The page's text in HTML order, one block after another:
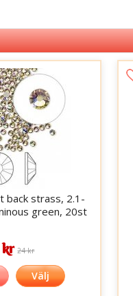
back strass, 2.1-
green, 20st
kr 24 kr
Välj